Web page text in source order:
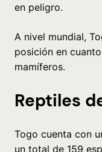
en peligro.
A nivel mundial,
posición en
mamíferos.
Reptiles
Togo cuenta con
un total de 159